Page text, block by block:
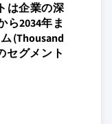
は企業の深
ら2034年ま
(Thousand
セグメント